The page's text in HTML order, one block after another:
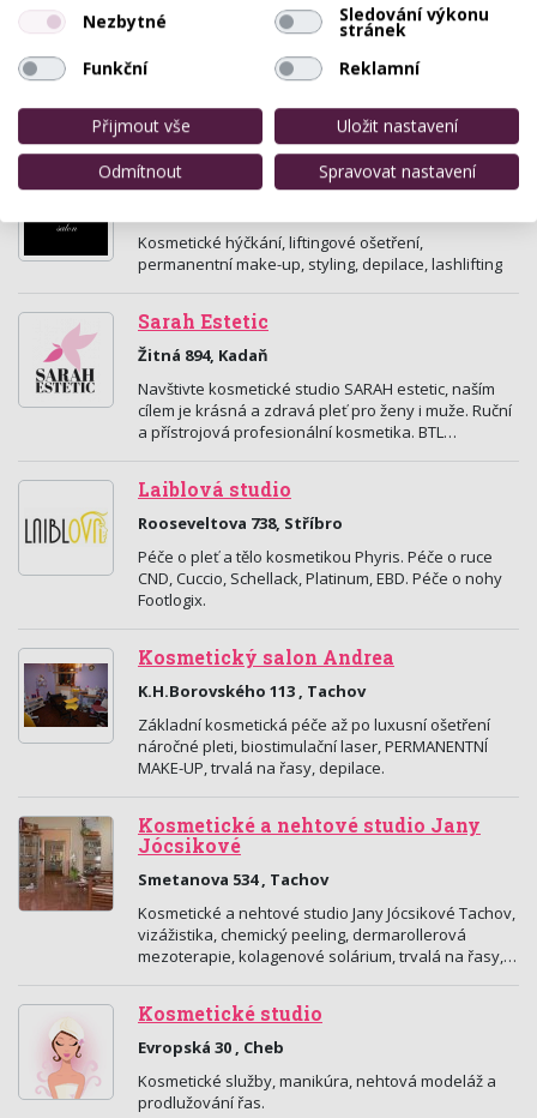
Kosmetické studio Jana
Dukelských hrdinů 74 , Planá (Tachov)
Nabídka kvalitních služeb v péči o tělo.
Quaintrelle salon
Kosmetické hýčkání, liftingové ošetření,
permanentní make-up, styling, depilace, lashlifting
Sarah Estetic
Žitná 894, Kadaň
Navštivte kosmetické studio SARAH estetic, naším
cílem je krásná a zdravá pleť pro ženy i muže. Ruční
a přístrojová profesionální kosmetika. BTL…
Laiblová studio
Rooseveltova 738, Stříbro
Péče o pleť a tělo kosmetikou Phyris. Péče o ruce
CND, Cuccio, Schellack, Platinum, EBD. Péče o nohy
Footlogix.
Kosmetický salon Andrea
K.H.Borovského 113 , Tachov
Základní kosmetická péče až po luxusní ošetření
náročné pleti, biostimulační laser, PERMANENTNÍ
MAKE-UP, trvalá na řasy, depilace.
Kosmetické a nehtové studio Jany
Jócsikové
Smetanova 534 , Tachov
Kosmetické a nehtové studio Jany Jócsikové Tachov,
vizážistika, chemický peeling, dermarollerová
mezoterapie, kolagenové solárium, trvalá na řasy,…
Kosmetické studio
Evropská 30 , Cheb
Kosmetické služby, manikúra, nehtová modeláž a
prodlužování řas.
Nezbytné Sledování výkonu
stránek
Funkční
Reklamní
Přijmout vše
Uložit nastavení
Odmítnout
Spravovat nastavení